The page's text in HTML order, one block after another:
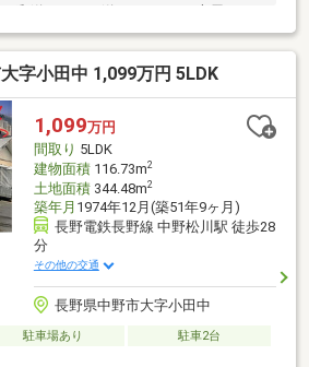
よる無料ライフプランシュミレーショ
住替え住宅ローン取扱い有■無料売却査
証制度有■物件収集より引渡しアフタ
字小田中 1,099万円 5LDK
1,099万円
間取り 5LDK
建物面積116.73m2
土地面積344.48m2
築年月 1974年12月(築51年9ヶ月)
長野電鉄長野線 中野松川駅 徒歩28
分
その他の交通
長野県中野市大字小田中
駐車場あり
駐車2台